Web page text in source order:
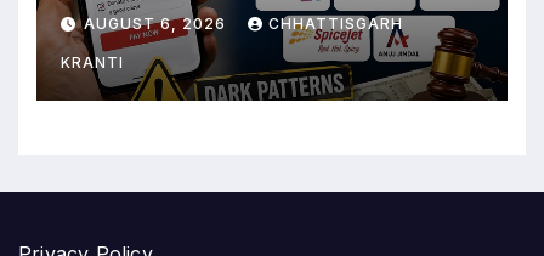
जानिए क्या है मामला
AUGUST 6, 2026 CHHATTISGARH
KRANTI